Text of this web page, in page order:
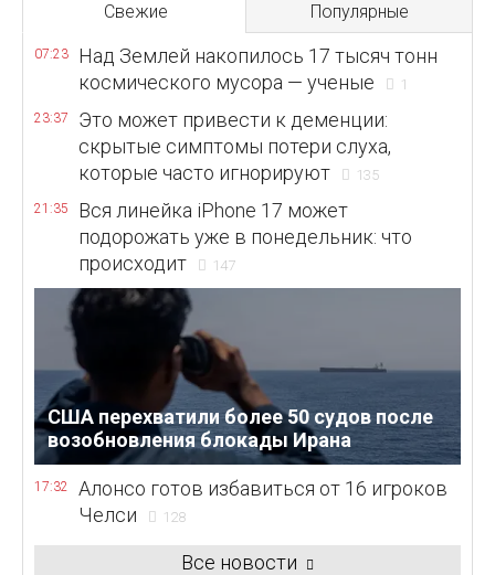
Свежие Популярные
07:23
Над Землей накопилось 17 тысяч тонн
космического мусора — ученые
1
23:37
Это может привести к деменции:
скрытые симптомы потери слуха,
которые часто игнорируют
135
21:35
Вся линейка iPhone 17 может
подорожать уже в понедельник: что
происходит
147
США перехватили более 50 судов после
возобновления блокады Ирана
17:32
Алонсо готов избавиться от 16 игроков
Челси
128
Все новости